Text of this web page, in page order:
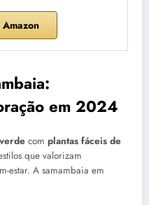
em 2024
com plantas fáceis de
que valorizam
estar. A samambaia em